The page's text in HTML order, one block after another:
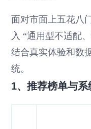
面对市面上五花八
入 “通用型不适配
结合真实体验和数
统。
1、推荐榜单与系